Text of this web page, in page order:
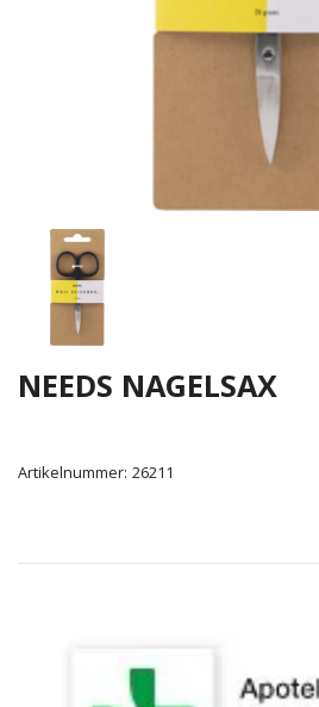
NEEDS NAGELSAX
Artikelnummer: 26211